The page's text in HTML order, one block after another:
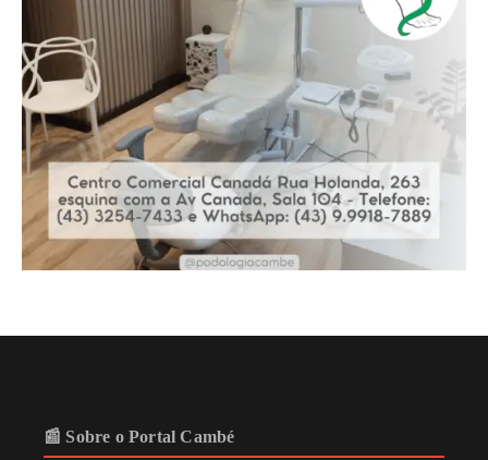
📰 Sobre o Portal Cambé